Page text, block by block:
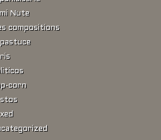
Nute
compositions
corn